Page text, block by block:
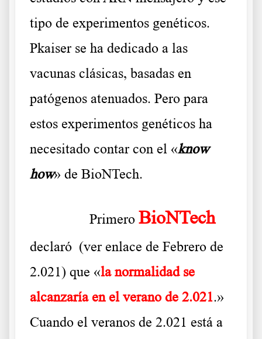
tipo de experimentos genéticos.
Pkaiser se ha dedicado a las
vacunas clásicas, basadas en
patógenos atenuados. Pero para
estos experimentos genéticos ha
necesitado contar con el «know
how» de BioNTech.
Primero BioNTech
declaró (ver enlace de Febrero de
2.021) que «la normalidad se
alcanzaría en el verano de 2.021.»
Cuando el veranos de 2.021 está a